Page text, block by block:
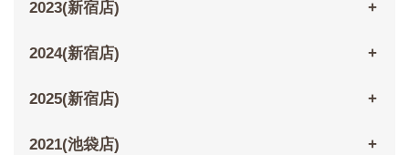
2023(新宿店)
2024(新宿店)
2025(新宿店)
2021(池袋店)